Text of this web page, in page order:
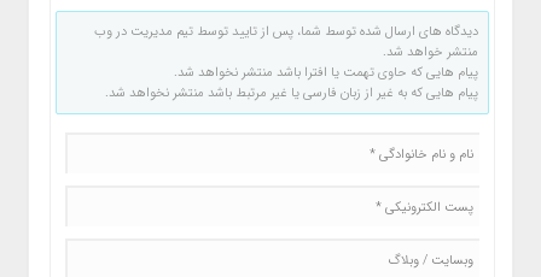
دیدگاه های ارسال شده توسط شما، پس از تایید توسط تیم مدیریت در وب
منتشر خواهد شد.
پیام هایی که حاوی تهمت یا افترا باشد منتشر نخواهد شد.
پیام هایی که به غیر از زبان فارسی یا غیر مرتبط باشد منتشر نخواهد شد.